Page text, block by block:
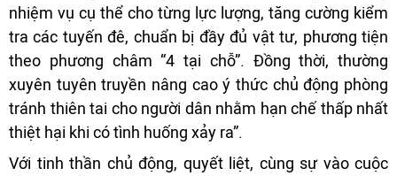
nhiệm vụ cụ thể cho từng lực lượng, tăng cường kiểm
tra các tuyến đê, chuẩn bị đầy đủ vật tư, phương tiện
theo phương châm “4 tại chỗ”. Đồng thời, thường
xuyên tuyên truyền nâng cao ý thức chủ động phòng
tránh thiên tai cho người dân nhằm hạn chế thấp nhất
thiệt hại khi có tình huống xảy ra”.
Với tinh thần chủ động, quyết liệt, cùng sự vào cuộc